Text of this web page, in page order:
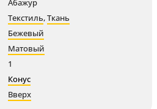
Абажур
Текстиль,Ткань
Бежевый
Матовый
1
Конус
Вверх